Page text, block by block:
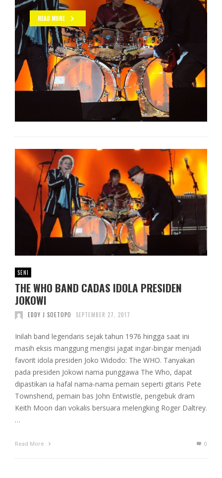
READ MORE
SENI
THE WHO BAND CADAS IDOLA PRESIDEN
JOKOWI
EDDY J SOETOPO SEPTEMBER 27, 2017
Inilah band legendaris sejak tahun 1976 hingga saat ini
masih eksis manggung mengisi jagat ingar-bingar menjadi
favorit idola presiden Joko Widodo: The WHO. Tanyakan
pada presiden Jokowi nama punggawa The Who, dapat
dipastikan ia hafal nama-nama pemain seperti gitaris Pete
Townshend, pemain bas John Entwistle, pengebuk dram
Keith Moon dan vokalis bersuara melengking Roger Daltrey.
…
Read More 0